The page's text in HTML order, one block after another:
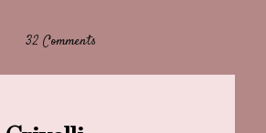
32 Comments